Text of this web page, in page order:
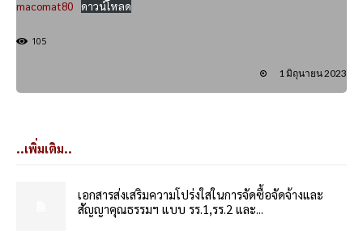
macomat80 ดาวน์โหลด
105
1 มิถุนายน 2023
..เพิ่มเติม..
เอกสารส่งเสริมความโปร่งใสในการจัดซื้อจัดจ้างและ
สัญญาคุณธรรมฯ แบบ รร.1,รร.2 และ...